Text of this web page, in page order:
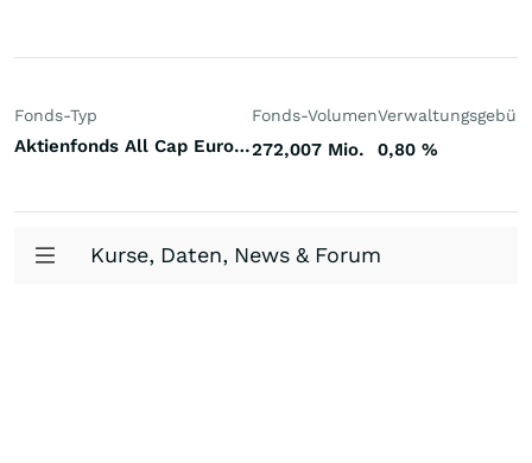
Fonds-Typ
Aktienfonds All Cap Europa
Fonds-Volumen
272,007 Mio. 0,80 %
Kurse, Daten, News & Forum